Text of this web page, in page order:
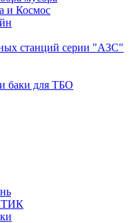
и Космос
станций серии "АЗС"
баки для ТБО